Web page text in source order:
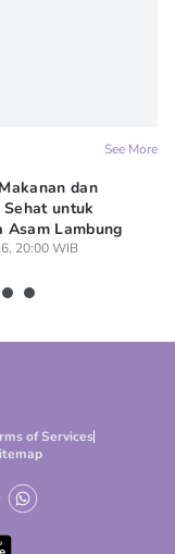
See More
dan
untuk
Asam Lambung
20:00 WIB
of Services